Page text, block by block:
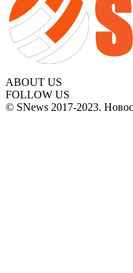
ABOUT US
FOLLOW US
© SNews 2017-2023.